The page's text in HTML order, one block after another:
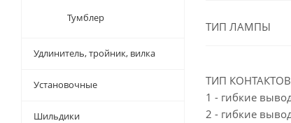
ТИП ЛАМПЫ
ТИП
1 - гибкие
2 - гибкие
Тумблер
Удлинитель, тройник, вилка
Установочные
Шильдики